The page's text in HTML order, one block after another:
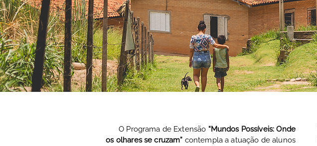
O Programa de Extensão “Mundos Possíveis: Onde
os olhares se cruzam” contempla a atuação de alunos